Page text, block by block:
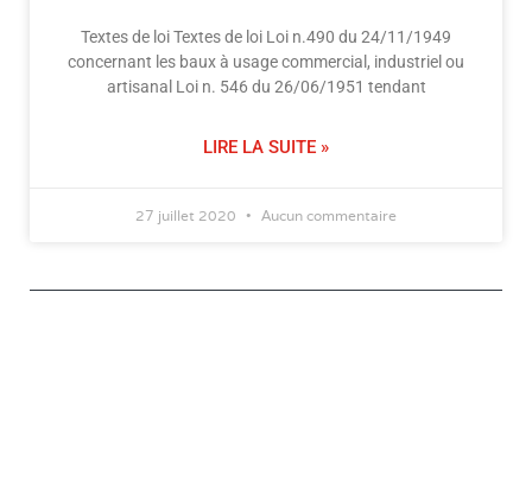
Textes de loi Textes de loi Loi n.490 du 24/11/1949
concernant les baux à usage commercial, industriel ou
artisanal Loi n. 546 du 26/06/1951 tendant
LIRE LA SUITE »
27 juillet 2020 Aucun commentaire